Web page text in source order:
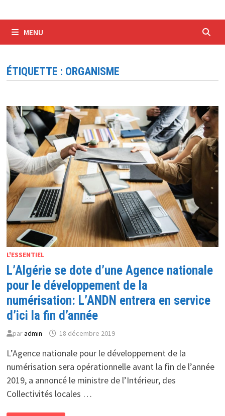
MENU
ÉTIQUETTE : ORGANISME
L'ESSENTIEL
L’Algérie se dote d’une Agence nationale
pour le développement de la
numérisation: L’ANDN entrera en service
d’ici la fin d’année
paradmin 18 décembre 2019
L’Agence nationale pour le développement de la
numérisation sera opérationnelle avant la fin de l’année
2019, a annoncé le ministre de l’Intérieur, des
Collectivités locales …